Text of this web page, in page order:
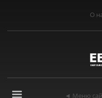
О
◄ Меню